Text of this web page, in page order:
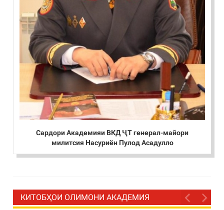
Сардори Академияи ВКД ҶТ генерал-майори
милитсия Насуриён Пулод Асадулло
КИТОБҲОИ ОЛИМОНИ АКАДЕМИЯ